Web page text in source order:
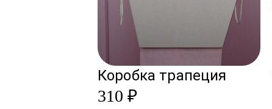
Коробка трапеция
310 ₽